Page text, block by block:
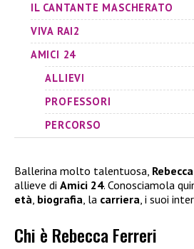
IL CANTANTE MASCHERATO
VIVA RAI2
AMICI 24
ALLIEVI
PROFESSORI
PERCORSO
Ballerina molto talentuosa,
allieve di Amici 24. Conosciamola
età biografia , la carriera , i suoi
Chi è Rebecca Ferreri